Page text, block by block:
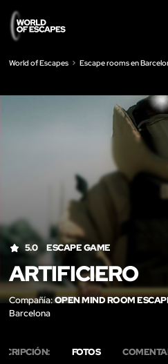
World of Escapes Escape rooms en
5.0 ESCAPE GAME
ARTIFICIERO
Compañía:OPEN MIND ROOM
Barcelona
FOTOS